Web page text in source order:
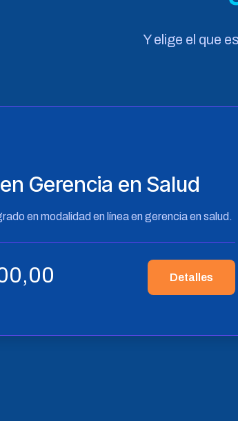
Y elige el que
Gerencia en Salud
en modalidad en línea en gerencia en salud.
Detalles